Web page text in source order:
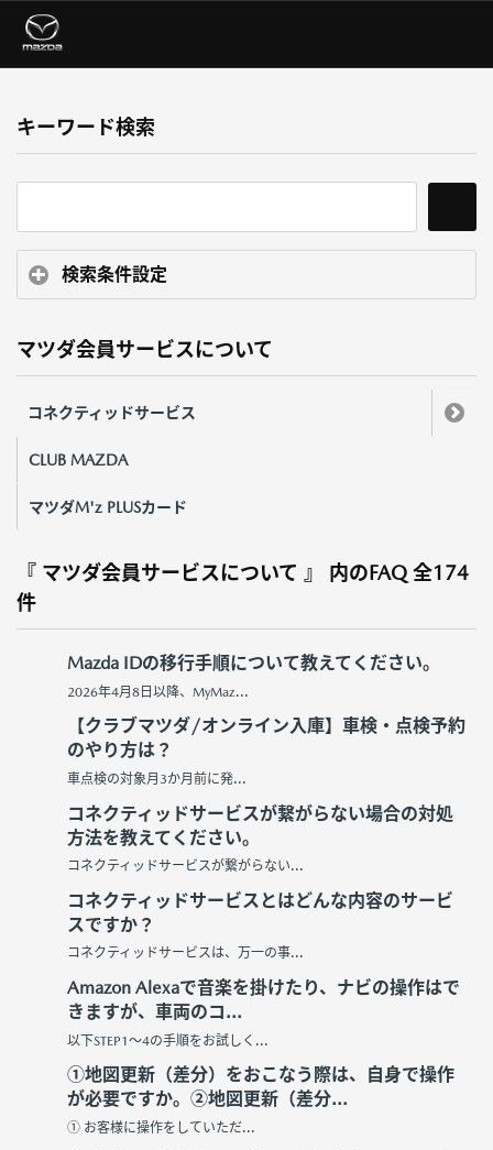
キーワード検索
検索条件設定
マツダ会員サービスについて
コネクティッドサービス
CLUB MAZDA
マツダM'z PLUSカード
『 マツダ会員サービスについて 』 内のFAQ 全174
件
Mazda IDの移行手順について教えてください。
2026年4月8日以降、MyMaz...
【クラブマツダ/オンライン入庫】車検・点検予約
のやり方は？
車点検の対象月3か月前に発...
コネクティッドサービスが繋がらない場合の対処
方法を教えてください。
コネクティッドサービスが繋がらない...
コネクティッドサービスとはどんな内容のサービ
スですか？
コネクティッドサービスは、万一の事...
Amazon Alexaで音楽を掛けたり、ナビの操作はで
きますが、車両のコ...
以下STEP1～4の手順をお試しく...
①地図更新（差分）をおこなう際は、自身で操作
が必要ですか。②地図更新（差分...
① お客様に操作をしていただ...